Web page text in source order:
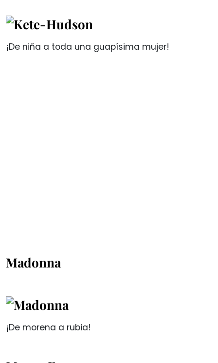
¡De niña a toda una guapísima mujer!
Madonna
¡De morena a rubia!